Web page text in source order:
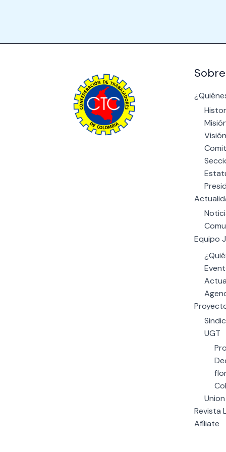
Visión
Equipo
UGT
Revista
Afíliate